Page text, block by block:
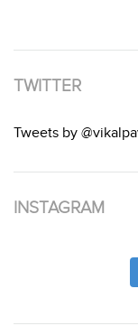
TWITTER
Tweets by
INSTAGRAM